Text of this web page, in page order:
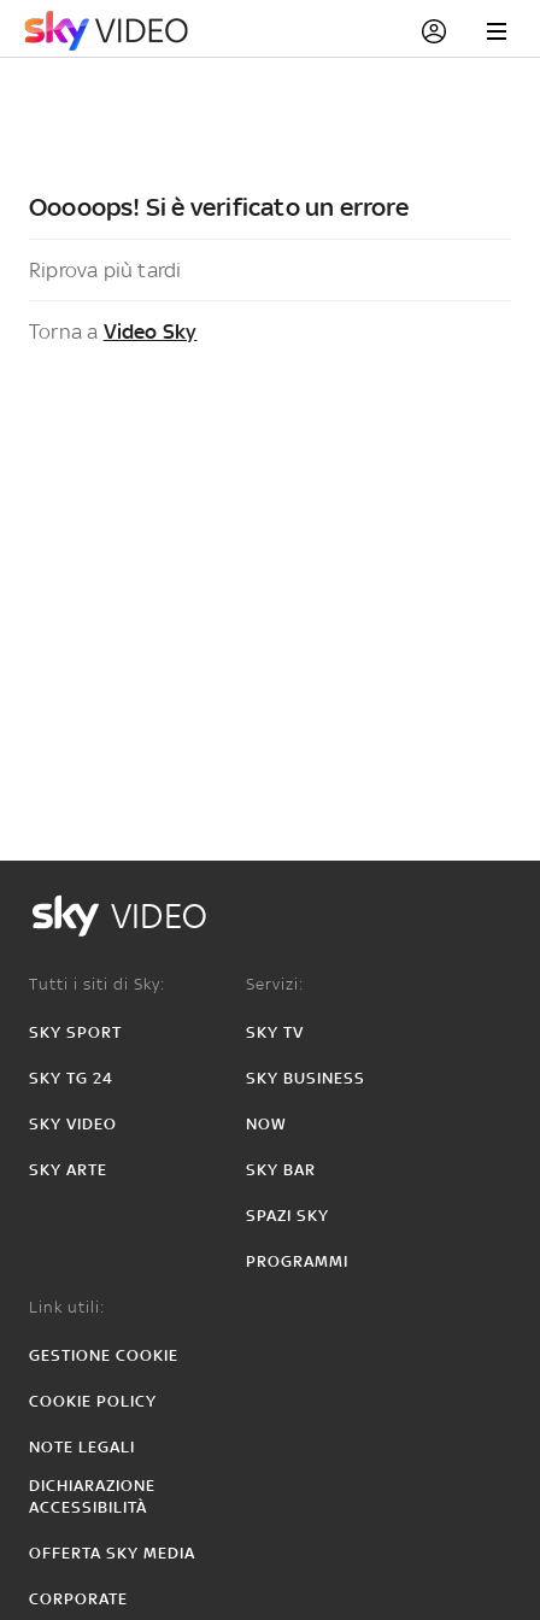
Ooooops! Si è verificato un errore
Riprova più tardi
Torna a Video Sky
VIDEO
Tutti i siti di Sky:
SKY SPORT
SKY TG 24
SKY VIDEO
SKY ARTE
Servizi:
SKY TV
SKY BUSINESS
NOW
SKY BAR
SPAZI SKY
PROGRAMMI
Link utili:
GESTIONE COOKIE
COOKIE POLICY
NOTE LEGALI
DICHIARAZIONE
ACCESSIBILITÀ
OFFERTA SKY MEDIA
CORPORATE